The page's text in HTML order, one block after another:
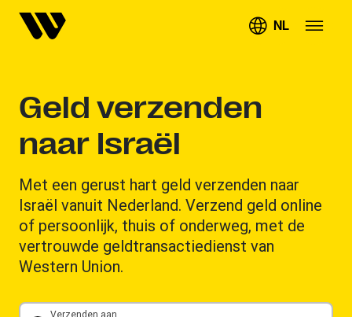
NL
Geld verzenden
naar Israël
Met een gerust hart geld verzenden naar
Israël vanuit Nederland. Verzend geld online
of persoonlijk, thuis of onderweg, met de
vertrouwde geldtransactiedienst van
Western Union.
Verzenden aan